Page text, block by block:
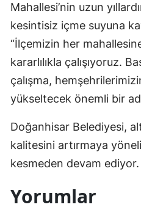
Mahallesi’nin uzun
kesintisiz içme suyuna
“İlçemizin her
kararlılıkla çalışıyoruz.
çalışma,
yükseltecek önemli bir
Doğanhisar Belediyesi,
kalitesini artırmaya
kesmeden devam ediyor.
Yorumlar